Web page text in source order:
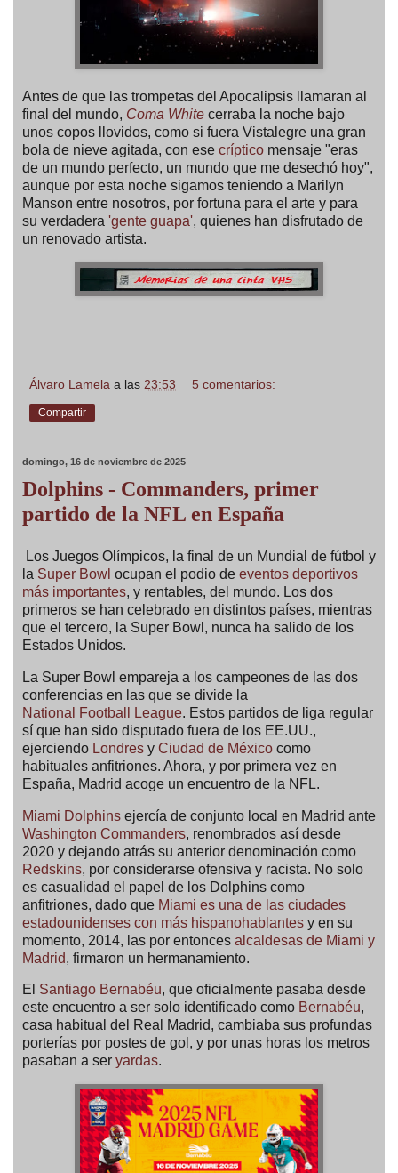
Antes de que las trompetas del Apocalipsis llamaran al
final del mundo, Coma White cerraba la noche bajo
unos copos llovidos, como si fuera Vistalegre una gran
bola de nieve agitada, con ese críptico mensaje "eras
de un mundo perfecto, un mundo que me desechó hoy",
aunque por esta noche sigamos teniendo a Marilyn
Manson entre nosotros, por fortuna para el arte y para
su verdadera 'gente guapa', quienes han disfrutado de
un renovado artista.
Álvaro Lamela a las 23:53 5 comentarios:
Compartir
domingo, 16 de noviembre de 2025
Dolphins - Commanders, primer
partido de la NFL en España
Los Juegos Olímpicos, la final de un Mundial de fútbol y
la Super Bowl ocupan el podio de eventos deportivos
más importantes, y rentables, del mundo. Los dos
primeros se han celebrado en distintos países, mientras
que el tercero, la Super Bowl, nunca ha salido de los
Estados Unidos.
La Super Bowl empareja a los campeones de las dos
conferencias en las que se divide la
National Football League. Estos partidos de liga regular
sí que han sido disputado fuera de los EE.UU.,
ejerciendo Londres y Ciudad de México como
habituales anfitriones. Ahora, y por primera vez en
España, Madrid acoge un encuentro de la NFL.
Miami Dolphins ejercía de conjunto local en Madrid ante
Washington Commanders, renombrados así desde
2020 y dejando atrás su anterior denominación como
Redskins, por considerarse ofensiva y racista. No solo
es casualidad el papel de los Dolphins como
anfitriones, dado que Miami es una de las ciudades
estadounidenses con más hispanohablantes y en su
momento, 2014, las por entonces alcaldesas de Miami y
Madrid, firmaron un hermanamiento.
El Santiago Bernabéu, que oficialmente pasaba desde
este encuentro a ser solo identificado como Bernabéu,
casa habitual del Real Madrid, cambiaba sus profundas
porterías por postes de gol, y por unas horas los metros
pasaban a ser yardas.